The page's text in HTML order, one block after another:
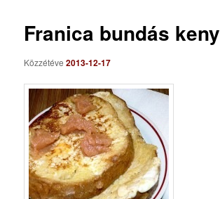
Franica bundás
Közzétéve2013-12-17